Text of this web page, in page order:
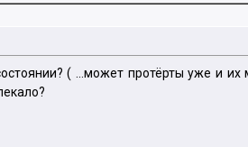
( ...может протёрты уже и